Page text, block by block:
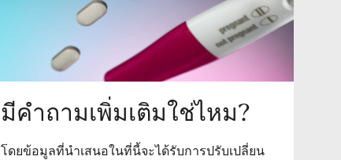
มีคำถามเพิ่มเติมใช่ไหม?
โดยข้อมูลที่นำเสนอในที่นี้จะได้รับการปรับเปลี่ยน